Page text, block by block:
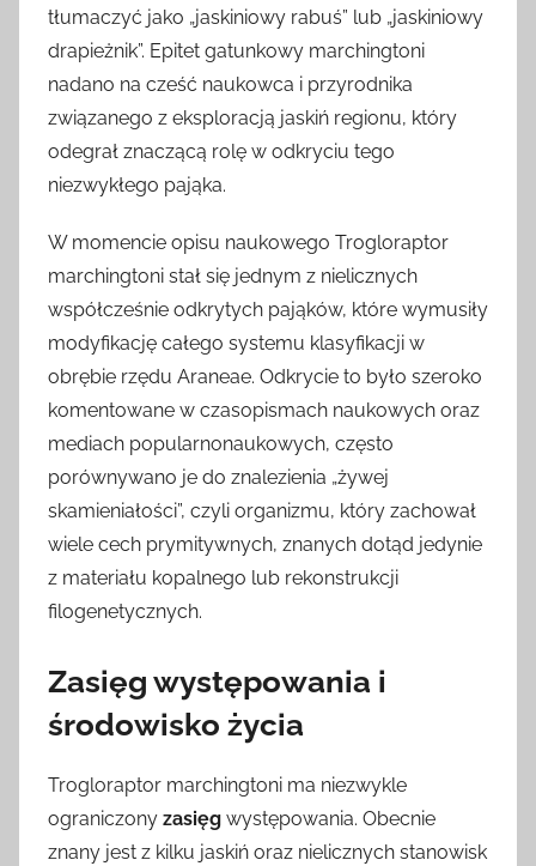
tłumaczyć jako „jaskiniowy rabuś” lub „jaskiniowy
drapieżnik”. Epitet gatunkowy marchingtoni
nadano na cześć naukowca i przyrodnika
związanego z eksploracją jaskiń regionu, który
odegrał znaczącą rolę w odkryciu tego
niezwykłego pająka.
W momencie opisu naukowego Trogloraptor
marchingtoni stał się jednym z nielicznych
współcześnie odkrytych pająków, które wymusiły
modyfikację całego systemu klasyfikacji w
obrębie rzędu Araneae. Odkrycie to było szeroko
komentowane w czasopismach naukowych oraz
mediach popularnonaukowych, często
porównywano je do znalezienia „żywej
skamieniałości”, czyli organizmu, który zachował
wiele cech prymitywnych, znanych dotąd jedynie
z materiału kopalnego lub rekonstrukcji
filogenetycznych.
Zasięg występowania i
środowisko życia
Trogloraptor marchingtoni ma niezwykle
ograniczony zasięg występowania. Obecnie
znany jest z kilku jaskiń oraz nielicznych stanowisk